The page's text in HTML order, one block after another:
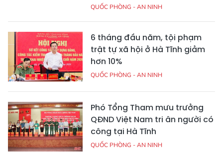
QUỐC PHÒNG - AN NINH
6 tháng đầu năm, tội phạm
trật tự xã hội ở Hà Tĩnh giảm
hơn 10%
QUỐC PHÒNG - AN NINH
Phó Tổng Tham mưu trưởng
QĐND Việt Nam tri ân người có
công tại Hà Tĩnh
QUỐC PHÒNG - AN NINH